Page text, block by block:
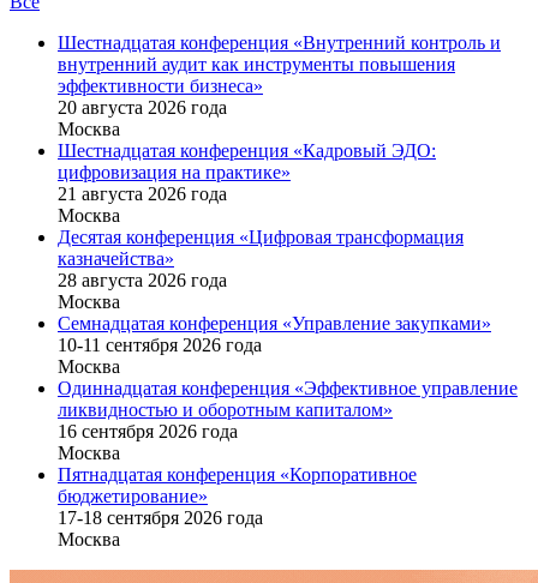
Шестнадцатая конференция «Внутренний контроль и
внутренний аудит как инструменты повышения
эффективности бизнеса»
20 августа 2026 года
Москва
Шестнадцатая конференция «Кадровый ЭДО:
цифровизация на практике»
21 августа 2026 года
Москва
Десятая конференция «Цифровая трансформация
казначейства»
28 августа 2026 года
Москва
Семнадцатая конференция «Управление закупками»
10-11 сентября 2026 года
Москва
Одиннадцатая конференция «Эффективное управление
ликвидностью и оборотным капиталом»
16 cентября 2026 года
Москва
Пятнадцатая конференция «Корпоративное
бюджетирование»
17-18 сентября 2026 года
Москва